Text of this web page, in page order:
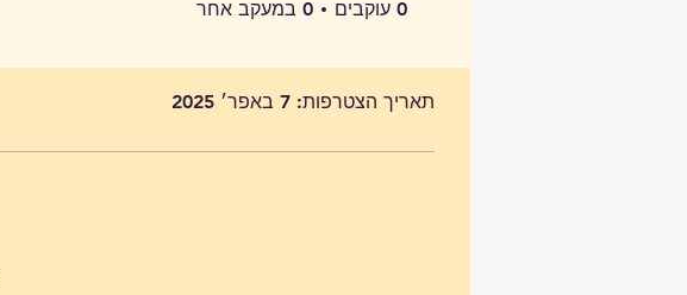
תאריך הצטרפות: 7 באפר׳ 2025
0 עוקבים 0 במעקב אחר